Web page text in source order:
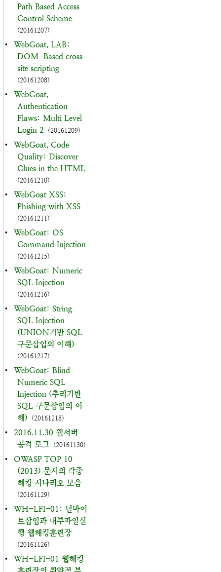
Path Based Access
Control Scheme
(20161207)
•
WebGoat, LAB:
DOM-Based cross-
site scripting
(20161208)
•
WebGoat,
Authentication
Flaws: Multi Level
Login 2
(20161209)
•
WebGoat, Code
Quality: Discover
Clues in the HTML
(20161210)
•
WebGoat XSS:
Phishing with XSS
(20161211)
•
WebGoat: OS
Command Injection
(20161215)
•
WebGoat: Numeric
SQL Injection
(20161216)
•
WebGoat: String
SQL Injection
(UNION기반 SQL
구문삽입의 이해)
(20161217)
•
WebGoat: Blind
Numeric SQL
Injection (추리기반
SQL 구문삽입의 이
해)
(20161218)
•
2016.11.30 웹서버
공격 로그 (20161130)
•
OWASP TOP 10
(2013) 문서의 각종
해킹 시나리오 모음
(20161129)
•
WH-LFI-01: 널바이
트삽입과 내부파일실
행 웹해킹훈련장
(20161126)
•
WH-LFI-01 웹해킹